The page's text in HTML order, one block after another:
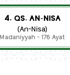
4. QS. AN-NISA
(An-Nisa)
Madaniyyah - 176 Ayat